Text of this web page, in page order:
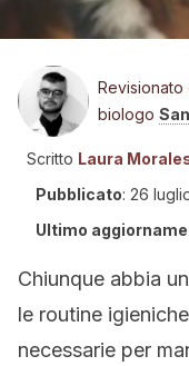
biologo
Scritto Laura
Pubblicato: 26
Ultimo
Chiunque abbia
le routine
necessarie per